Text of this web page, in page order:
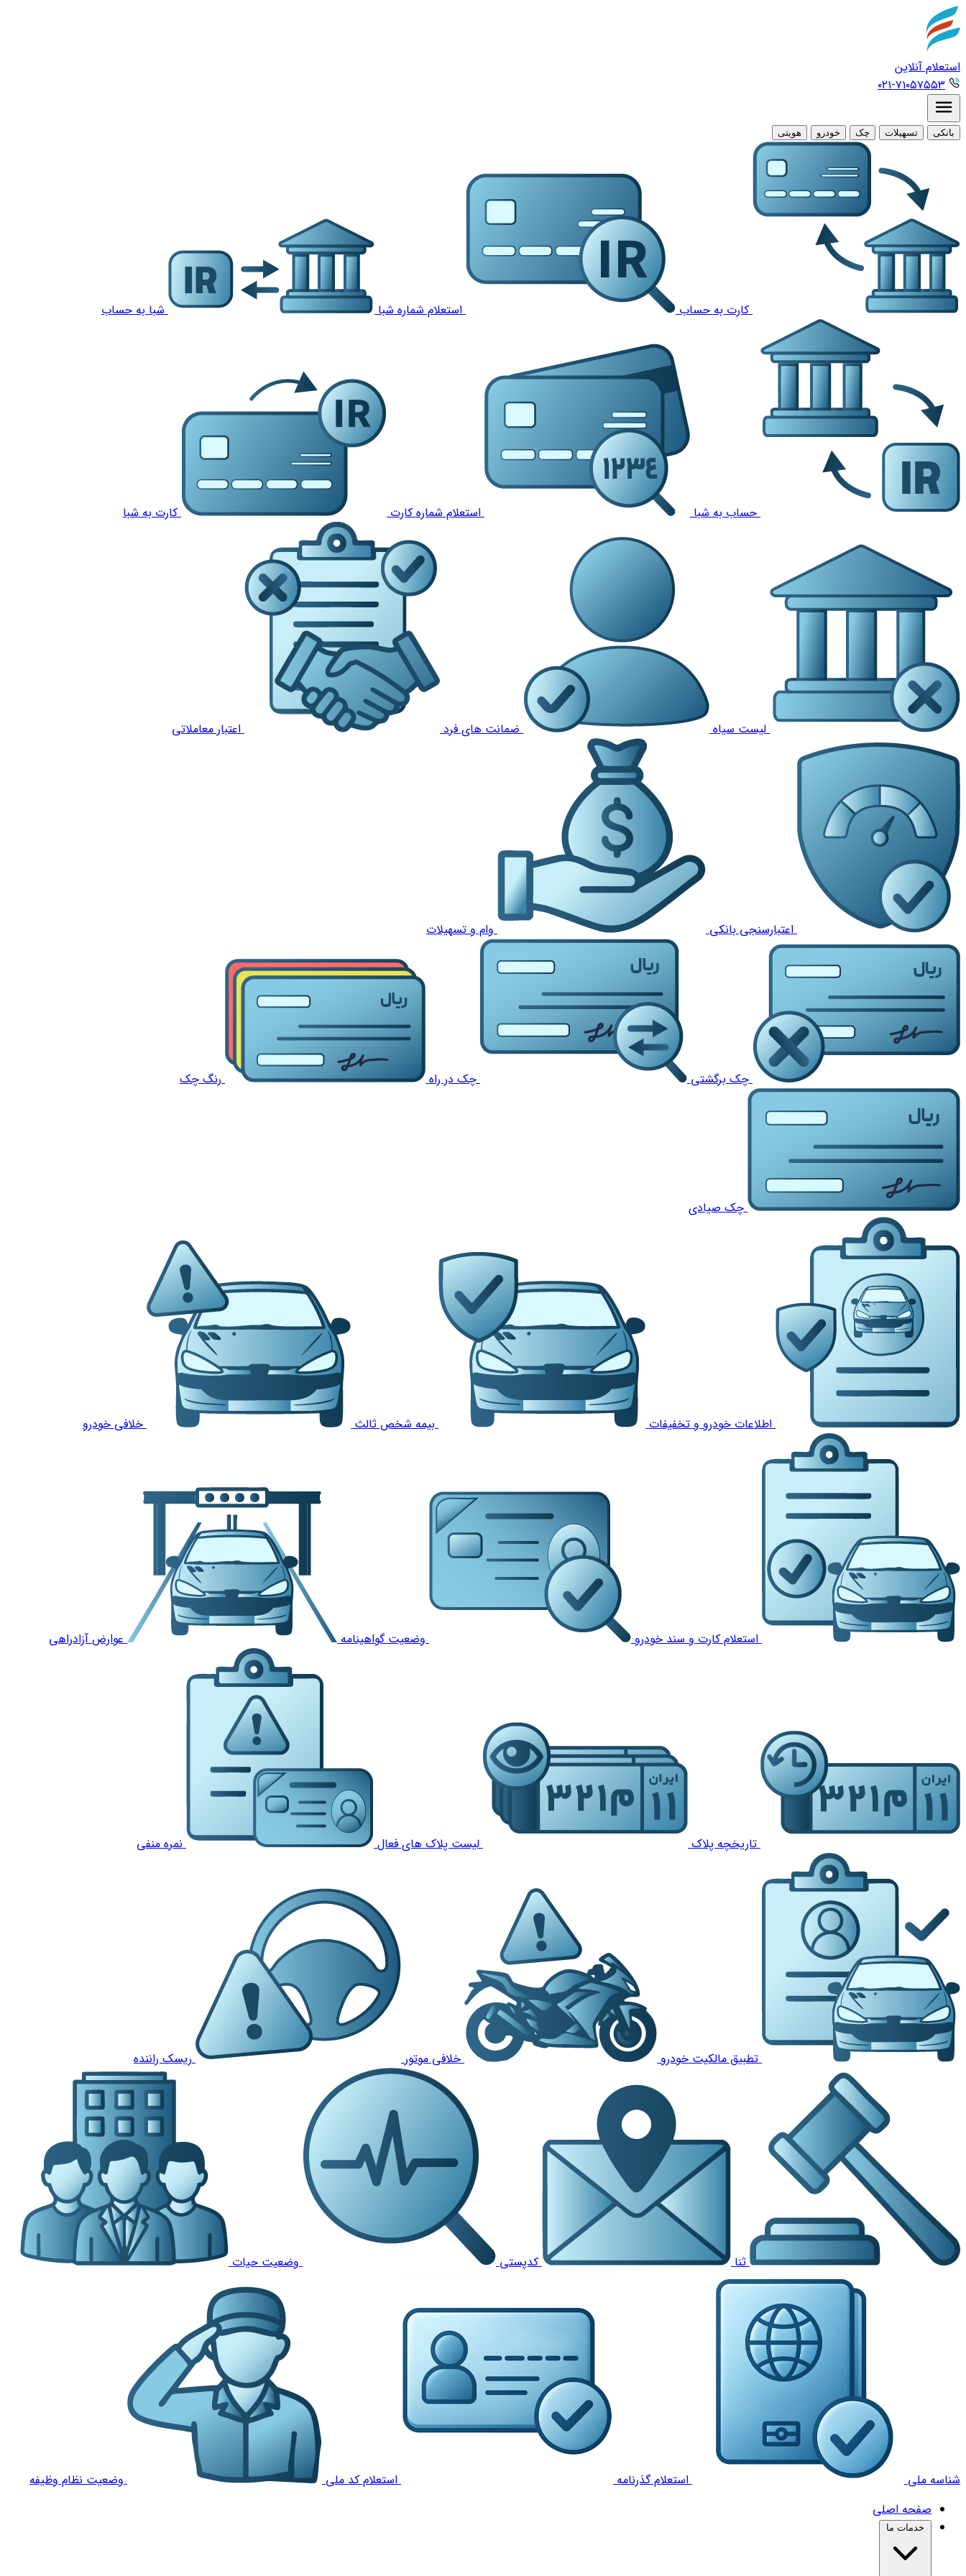
استعلام آنلاین
۰۲۱-۷۱۰۵۷۵۵۳
بانکی تسهیلات چک خودرو هویتی
کارت به حساب استعلام شماره شبا شبا به حساب
حساب به شبا استعلام شماره کارت کارت به شبا
لیست سیاه ضمانت های فرد اعتبار معاملاتی
اعتبارسنجی بانکی وام و تسهیلات
چک برگشتی چک در راه رنگ چک
چک صیادی
اطلاعات خودرو و تخفیفات بیمه شخص ثالث خلافی خودرو
استعلام کارت و سند خودرو وضعیت گواهینامه عوارض آزادراهی
تاریخچه پلاک لیست پلاک های فعال نمره منفی
تطبیق مالکیت خودرو خلافی موتور ریسک راننده
ثنا کدپستی وضعیت حیات
شناسه ملی استعلام گذرنامه استعلام کد ملی
وضعیت نظام وظیفه
صفحه اصلی
خدمات ما